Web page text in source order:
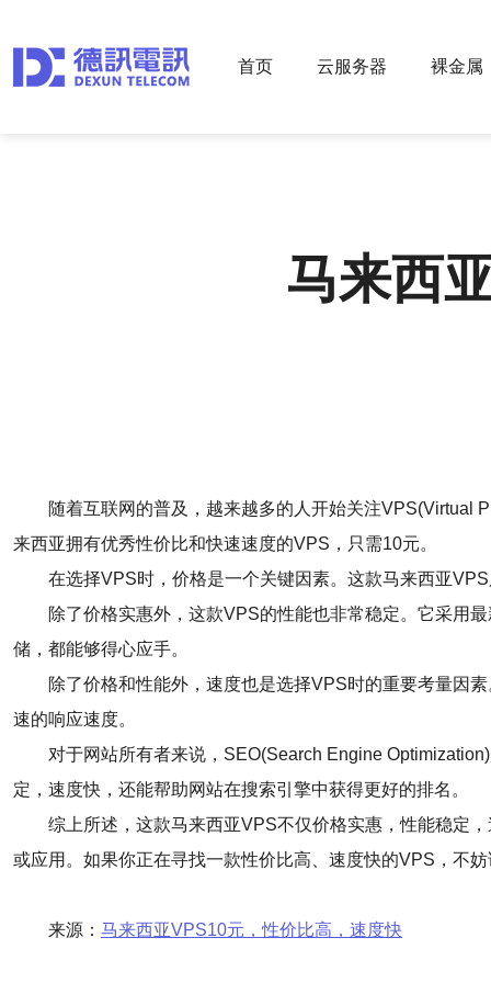
首页 云服务器 裸金属
马来西
随着互联网的普及，越来越多的人开始关注VPS(Virtual
来西亚拥有优秀性价比和快速速度的VPS，只需10元。
在选择VPS时，价格是一个关键因素。这款马来西亚
除了价格实惠外，这款VPS的性能也非常稳定。它采用
储，都能够得心应手。
除了价格和性能外，速度也是选择VPS时的重要考量因
速的响应速度。
对于网站所有者来说，SEO(Search Engine
定，速度快，还能帮助网站在搜索引擎中获得更好的排名。
综上所述，这款马来西亚VPS不仅价格实惠，性能稳定
或应用。如果你正在寻找一款性价比高、速度快的VPS，不
来源： 马来西亚VPS10元，性价比高，速度快